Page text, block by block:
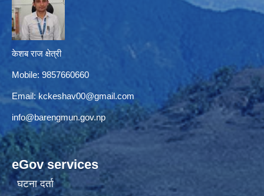
केशब राज क्षेत्री
Mobile: 9857660660
Email: kckeshav00@gmail.com
info@barengmun.gov.np
eGov services
घटना दर्ता